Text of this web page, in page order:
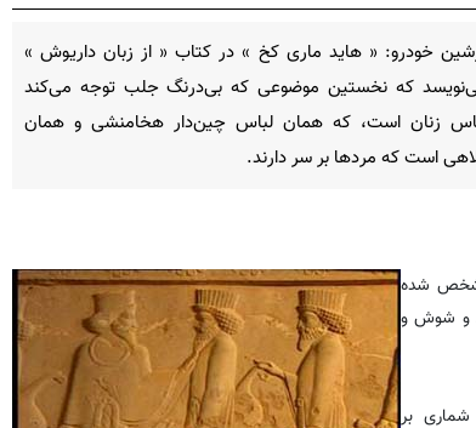
خودرو: « هاید ماری کخ » در کتاب « از زبان داریوش »
که نخستین موضوعی که بی‌‏درنگ جلب توجه می‌‏کند
زنان است، که همان لباس چین‌‏دار هخامنشی و همان
است که مردها بر سر دارند.
شده
و شوش و
بر